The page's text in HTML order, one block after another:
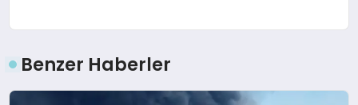
Benzer Haberler